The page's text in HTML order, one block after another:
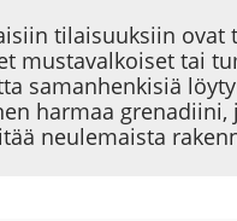
tilaisuuksiin ovat
mustavalkoiset tai
samanhenkisiä
harmaa
neulemaista